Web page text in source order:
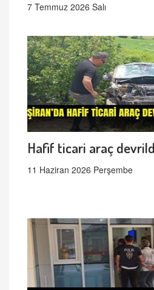
7 Temmuz 2026 Salı
Hafif ticari araç
11 Haziran 2026 Perşembe